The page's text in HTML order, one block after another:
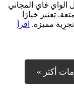
فاي المجاني
تعتبر خيارًا
مميزة. اقرأ
أكثر »